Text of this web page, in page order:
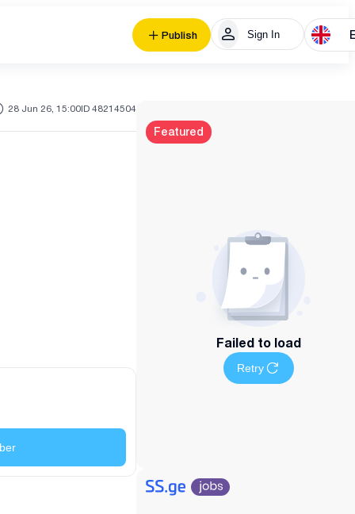
Publish Sign In
28 Jun 26, 15:00ID 48214504
Featured
Failed to load
Retry